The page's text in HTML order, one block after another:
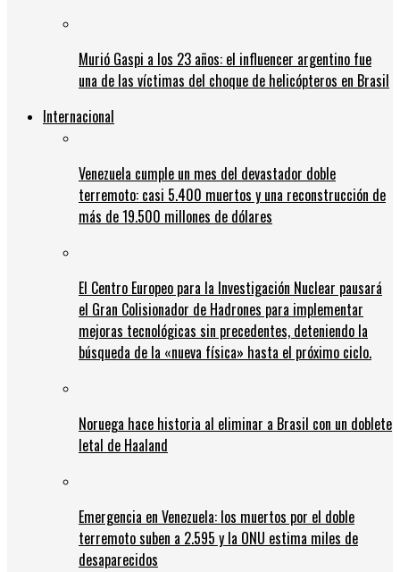
Murió Gaspi a los 23 años: el influencer argentino fue
una de las víctimas del choque de helicópteros en Brasil
Internacional
Venezuela cumple un mes del devastador doble
terremoto: casi 5.400 muertos y una reconstrucción de
más de 19.500 millones de dólares
El Centro Europeo para la Investigación Nuclear pausará
el Gran Colisionador de Hadrones para implementar
mejoras tecnológicas sin precedentes, deteniendo la
búsqueda de la «nueva física» hasta el próximo ciclo.
Noruega hace historia al eliminar a Brasil con un doblete
letal de Haaland
Emergencia en Venezuela: los muertos por el doble
terremoto suben a 2.595 y la ONU estima miles de
desaparecidos